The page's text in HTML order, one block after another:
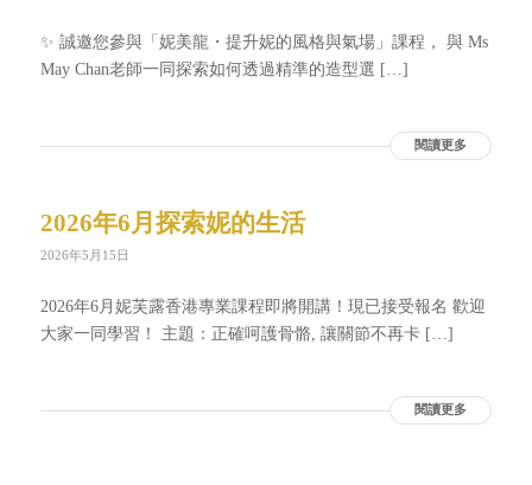
✨ 誠邀您參與「妮美龍・提升妮的風格與氣場」課程， 與 Ms
May Chan老師一同探索如何透過精準的造型選 […]
閱讀更多
2026年6月探索妮的生活
2026年5月15日
2026年6月妮芙露香港專業課程即將開講！現已接受報名 歡迎
大家一同學習！ 主題：正確呵護骨骼, 讓關節不再卡 […]
閱讀更多